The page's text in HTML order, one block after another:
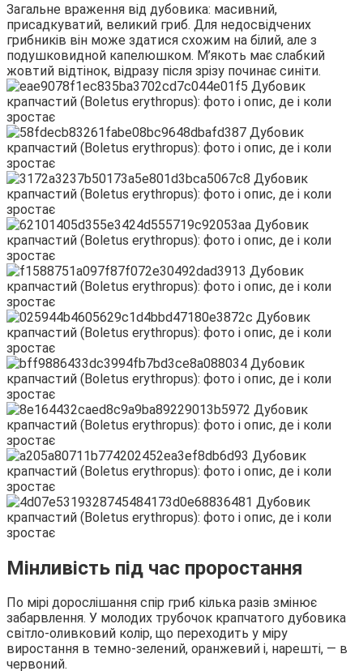
Загальне враження від дубовика: масивний,
присадкуватий, великий гриб. Для недосвідчених
грибників він може здатися схожим на білий, але з
подушковидной капелюшком. М’якоть має слабкий
жовтий відтінок, відразу після зрізу починає синіти.
Мінливість під час проростання
По мірі дорослішання спір гриб кілька разів змінює
забарвлення. У молодих трубочок крапчатого дубовика
світло-оливковий колір, що переходить у міру
виростання в темно-зелений, оранжевий і, нарешті, — в
червоний.